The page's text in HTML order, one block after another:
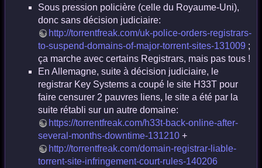
Sous pression policière (celle du Royaume-Uni),
donc sans décision judiciaire:
http://torrentfreak.com/uk-police-orders-registrars-
to-suspend-domains-of-major-torrent-sites-131009 ;
ça marche avec certains Registrars, mais pas tous !
En Allemagne, suite à décision judiciaire, le
registrar Key Systems a coupé le site H33T pour
faire censurer 2 pauvres liens, le site a été par la
suite rétabli sur un autre domaine:
https://torrentfreak.com/h33t-back-online-after-
several-months-downtime-131210 +
http://torrentfreak.com/domain-registrar-liable-
torrent-site-infringement-court-rules-140206